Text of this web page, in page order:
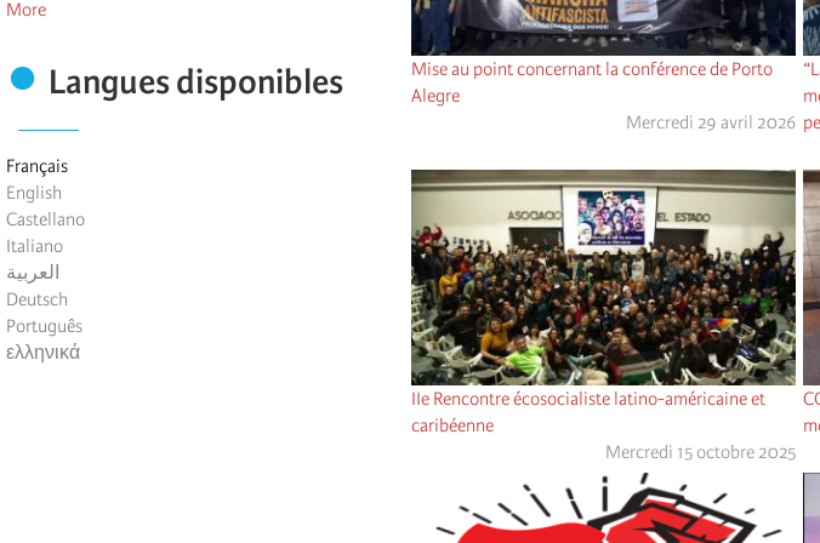
More
Langues disponibles
Français
English
Castellano
Italiano
العربية
Deutsch
Português
ελληνικά
Mise au point concernant la conférence de Porto
Alegre
Mercredi 29 avril 2026
IIe Rencontre écosocialiste latino-américaine et
caribéenne
Mercredi 15 octobre 2025